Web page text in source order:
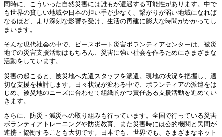
同時に、こういった自然災害には誰もが遭遇する可能性があります。中で
も世界の貧しい地域や日本の担い手が少なく、繋がりが弱い地域になれば
なるほど、より深刻な影響を受け、生活の再建に膨大な時間がかかってし
まいます。
そんな現代社会の中で、ピースボート災害ボランティアセンターは、被災
地での災害支援活動はもちろん、災害に強い社会を作るためにさまざまな
活動をしています。
災害の起こると、被災地へ先遣スタッフを派遣。現地の状況を把握し、適
切な支援を検討します。日々状況が変わる中で、ボランティアの派遣をは
じめ、被災地のニーズに合わせて組織的かつ責任ある支援活動を進めてい
きます。
さらに、防災・減災への取り組みも行っています。全国で行っている災害
ボランティアトレーニングや防災教育、また災害時には公的機関と民間が
連携・協働することも大切です。日本でも、世界でも、さまざまなネット